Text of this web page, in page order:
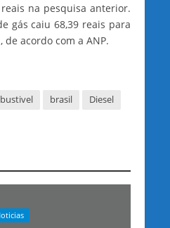
na pesquisa anterior.
gás caiu 68,39 reais para
de acordo com a ANP.
brasil
Diesel